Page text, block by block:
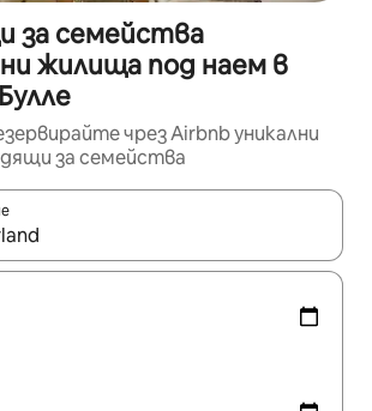
за семейства
жилища под наем в
чрез Airbnb уникални
за семейства
се покажат, използвайте